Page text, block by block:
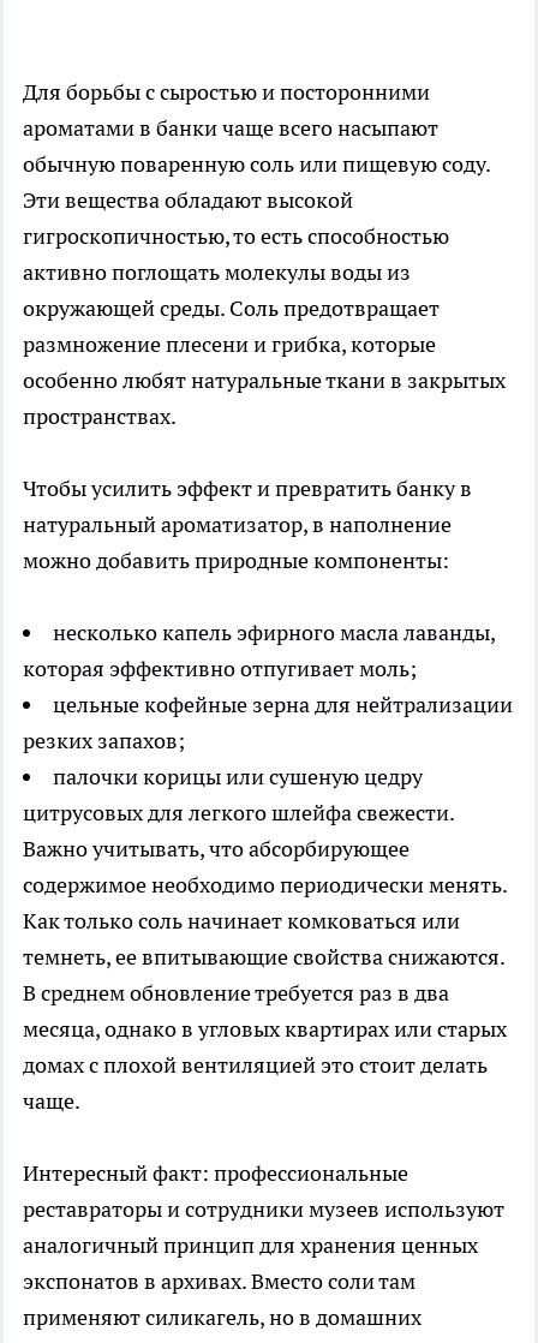
Для борьбы с сыростью и посторонними
ароматами в банки чаще всего насыпают
обычную поваренную соль или пищевую соду.
Эти вещества обладают высокой
гигроскопичностью, то есть способностью
активно поглощать молекулы воды из
окружающей среды. Соль предотвращает
размножение плесени и грибка, которые
особенно любят натуральные ткани в закрытых
пространствах.
Чтобы усилить эффект и превратить банку в
натуральный ароматизатор, в наполнение
можно добавить природные компоненты:
несколько капель эфирного масла лаванды,
которая эффективно отпугивает моль;
цельные кофейные зерна для нейтрализации
резких запахов;
палочки корицы или сушеную цедру
цитрусовых для легкого шлейфа свежести.
Важно учитывать, что абсорбирующее
содержимое необходимо периодически менять.
Как только соль начинает комковаться или
темнеть, ее впитывающие свойства снижаются.
В среднем обновление требуется раз в два
месяца, однако в угловых квартирах или старых
домах с плохой вентиляцией это стоит делать
чаще.
Интересный факт: профессиональные
реставраторы и сотрудники музеев используют
аналогичный принцип для хранения ценных
экспонатов в архивах. Вместо соли там
применяют силикагель, но в домашних